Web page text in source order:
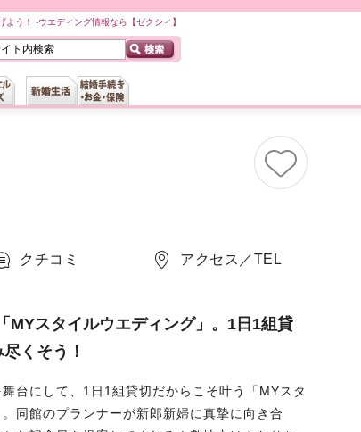
う！ -ウエディング情報なら【ゼクシィ】
クチコミ アクセス／TEL
MYスタイルウエディング」。1日1組貸
くそう！
舞台にして、1日1組貸切だからこそ叶う「MYスタ
同館のプランナーが新郎新婦に真摯に向き合